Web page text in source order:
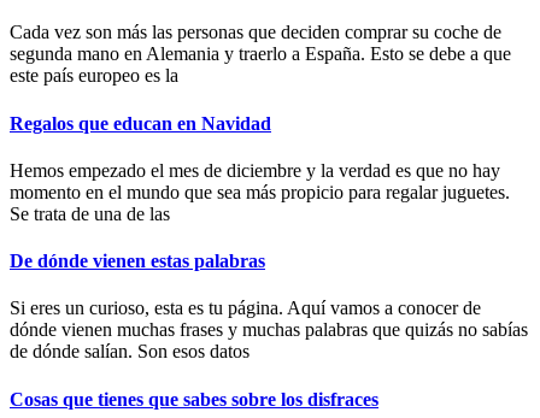
Cada vez son más las personas que deciden comprar su coche de
segunda mano en Alemania y traerlo a España. Esto se debe a que
este país europeo es la
Regalos que educan en Navidad
Hemos empezado el mes de diciembre y la verdad es que no hay
momento en el mundo que sea más propicio para regalar juguetes.
Se trata de una de las
De dónde vienen estas palabras
Si eres un curioso, esta es tu página. Aquí vamos a conocer de
dónde vienen muchas frases y muchas palabras que quizás no sabías
de dónde salían. Son esos datos
Cosas que tienes que sabes sobre los disfraces